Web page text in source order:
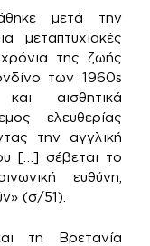
μετά την
μεταπτυχιακές
της ζωής
των 1960s
αισθητικά
ελευθερίας
την αγγλική
[…] σέβεται το
ευθύνη,
(σ/51).
τη Βρετανία